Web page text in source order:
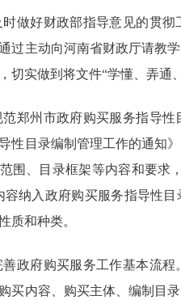
时做好财政部指导意见的贯
过主动向河南省财政厅请教
切实做到将文件“学懂、弄通
范郑州市政府购买服务指导
性目录编制管理工作的通知
围、目录框架等内容和要求
容纳入政府购买服务指导性
质和种类。
善政府购买服务工作基本流
买内容、购买主体、编制目